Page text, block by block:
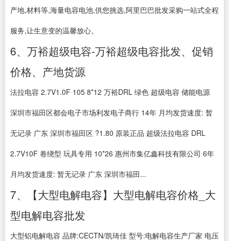
产地,材料等,海量电容电池,供您挑选,阿里巴巴批发采购一站式全程
服务,让生意变的温馨放心。
6、万裕超级电容-万裕超级电容批发、促销
价格、产地货源
法拉电容 2.7V1.0F 105 8*12 万裕DRL 绿色 超级电容 储能电源
深圳市福田区都会电子市场利发电子商行 14年 月均发货速度: 暂
无记录 广东 深圳市福田区 ?1.80 原装正品 超级法拉电容 DRL
2.7V10F 卷绕型 玩具专用 10*26 惠州市集亿鑫科技有限公司 6年
月均发货速度: 暂无记录 广东 深圳市福田...
7、【大型电解电容】大型电解电容价格_大
型电解电容批发
大型铝电解电容 品牌:CECTN/凯琦佳 型号:电解电容生产厂家 电压